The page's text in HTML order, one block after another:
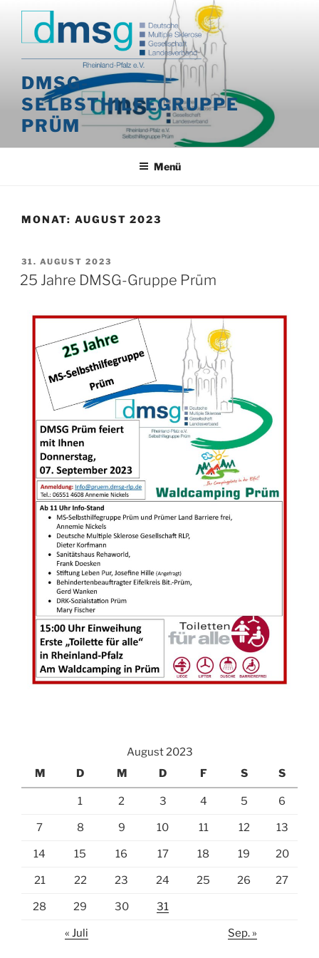
Zum
springen
DMSG-
SELBSTHILFEGRUPPE
PRÜM
Menü
MONAT: AUGUST 2023
VERÖFFENTLICHT
AM
31. AUGUST 2023
25 Jahre DMSG-Gruppe Prüm
August 2023
M
D M D F S S
1 2 3 4 5 6
7 8 9 10 11 12 13
14 15 16 17 18 19 20
21 22 23 24 25 26 27
28 29 30 31
« Juli Sep. »